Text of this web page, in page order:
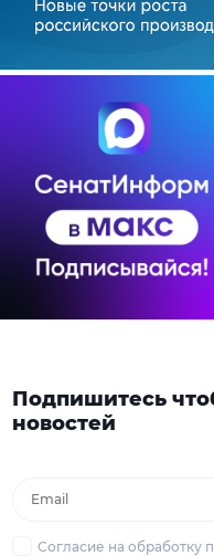
Подпишитесь
новостей
Согласие на обработку